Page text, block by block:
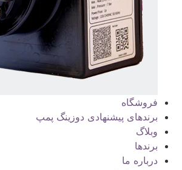
فروشگاه
برندهای پیشنهادی دوزینگ پمپ
وبلاگ
برندها
درباره ما